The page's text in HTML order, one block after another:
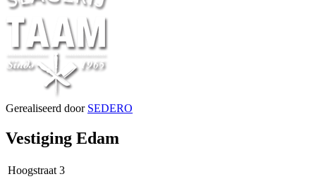
Gerealiseerd door SEDERO
Vestiging Edam
Hoogstraat 3